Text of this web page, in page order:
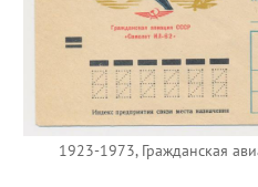
1923-1973, Гражданская